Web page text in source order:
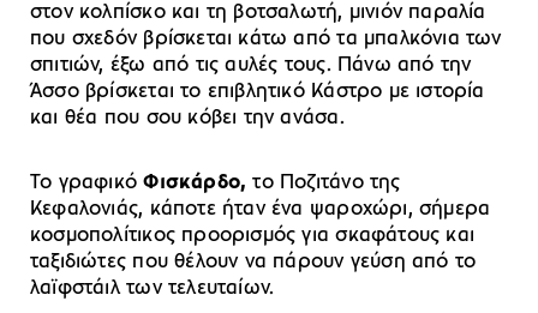
στον κολπίσκο και τη βοτσαλωτή, μινιόν παραλία
που σχεδόν βρίσκεται κάτω από τα μπαλκόνια των
σπιτιών, έξω από τις αυλές τους. Πάνω από την
Άσσο βρίσκεται το επιβλητικό Κάστρο με ιστορία
και θέα που σου κόβει την ανάσα.
Το γραφικό Φισκάρδο, το Ποζιτάνο της
Κεφαλονιάς, κάποτε ήταν ένα ψαροχώρι, σήμερα
κοσμοπολίτικος προορισμός για σκαφάτους και
ταξιδιώτες που θέλουν να πάρουν γεύση από το
λαϊφστάιλ των τελευταίων.